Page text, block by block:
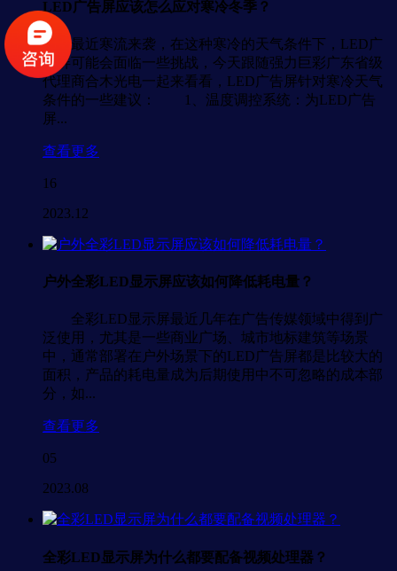
LED广告屏应该怎么应对寒冷冬季？
最近寒流来袭，在这种寒冷的天气条件下，LED广
告屏可能会面临一些挑战，今天跟随强力巨彩广东省级
代理商合木光电一起来看看，LED广告屏针对寒冷天气
条件的一些建议： 1、温度调控系统：为LED广告
屏...
查看更多
16
2023.12
户外全彩LED显示屏应该如何降低耗电量？
全彩LED显示屏最近几年在广告传媒领域中得到广
泛使用，尤其是一些商业广场、城市地标建筑等场景
中，通常部署在户外场景下的LED广告屏都是比较大的
面积，产品的耗电量成为后期使用中不可忽略的成本部
分，如...
查看更多
05
2023.08
全彩LED显示屏为什么都要配备视频处理器？